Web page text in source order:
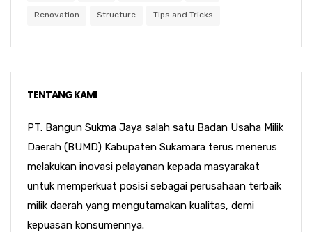
Renovation Structure Tips and Tricks
TENTANG KAMI
PT. Bangun Sukma Jaya salah satu Badan Usaha Milik
Daerah (BUMD) Kabupaten Sukamara terus menerus
melakukan inovasi pelayanan kepada masyarakat
untuk memperkuat posisi sebagai perusahaan terbaik
milik daerah yang mengutamakan kualitas, demi
kepuasan konsumennya.